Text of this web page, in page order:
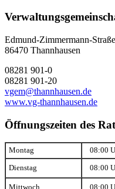
Edmund-Zimmermann-
86470 Thannhausen
08281 901-0
08281 901-20
vgem@thannhausen.de
www.vg-thannhausen.de
Öffnungszeiten des
Montag 08:00
Dienstag 08:00